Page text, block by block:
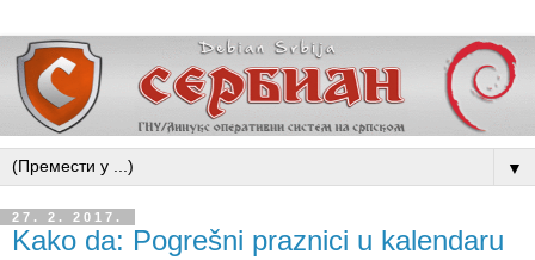
▼
27. 2. 2017.
Kako da: Pogrešni praznici u kalendaru